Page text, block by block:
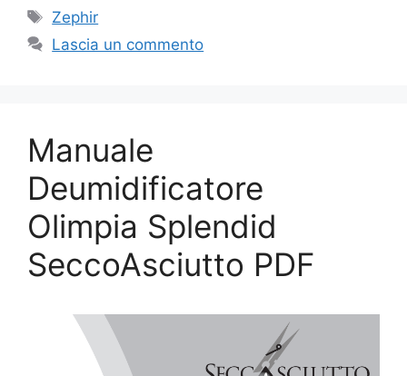
Tag
Zephir
Lascia un commento
Manuale
Deumidificatore
Olimpia Splendid
SeccoAsciutto PDF